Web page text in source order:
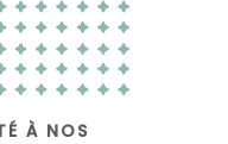
À NOS